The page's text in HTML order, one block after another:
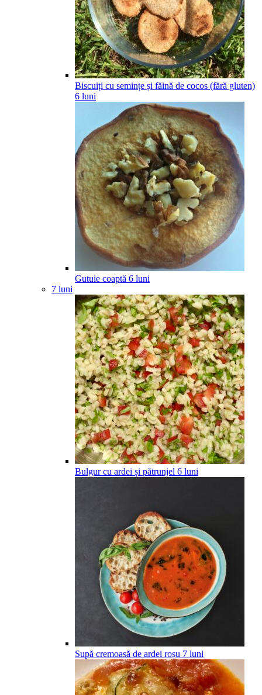
Biscuiți cu semințe și făină de cocos (fără gluten)
6 luni
Gutuie coaptă 6 luni
7 luni
Bulgur cu ardei și pătrunjel 6 luni
Supă cremoasă de ardei roșu 7 luni